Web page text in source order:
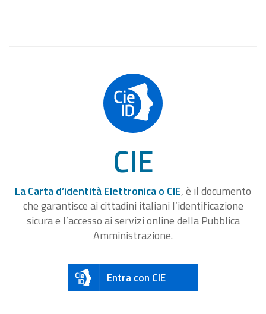
CIE
La Carta d’identità Elettronica o CIE, è il documento
che garantisce ai cittadini italiani l’identificazione
sicura e l’accesso ai servizi online della Pubblica
Amministrazione.
Entra con CIE